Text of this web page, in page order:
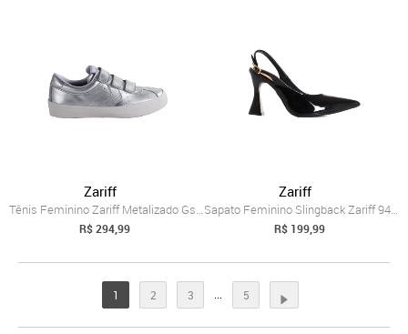
Zariff
Tênis Feminino Zariff Metalizado Gs107 Z...
R$ 294,99
Zariff
Sapato Feminino Slingback Zariff 9426-07...
R$ 199,99
1 2 3 5